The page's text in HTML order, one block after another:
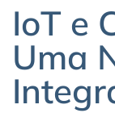
IoT e
Uma